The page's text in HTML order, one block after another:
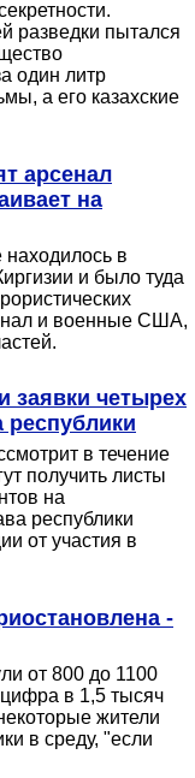
разведки пытался
один литр
а его казахские
арсенал
на
находилось в
и было туда
и военные США,
заявки четырех
республики
в течение
получить листы
на
республики
от участия в
-
от 800 до 1100
в 1,5 тысяч
жители
в среду, "если